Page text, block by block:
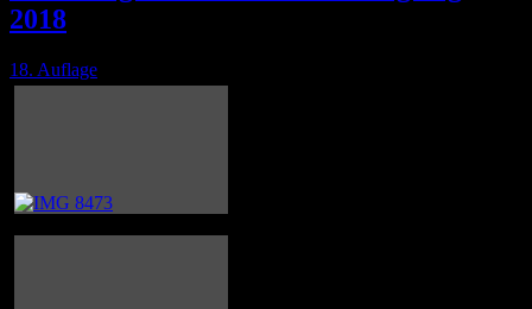
2018
18. Auflage